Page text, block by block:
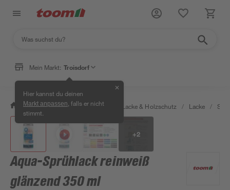
Mein Markt: Troisdorf
Hier kannst du deinen
Markt anpassen , falls er nicht
stimmt.
✕
/ Bauen & Renovieren / Farben, Lacke & Holzschutz / Lacke /
+2
Aqua-Sprühlack reinweiß
glänzend 350 ml